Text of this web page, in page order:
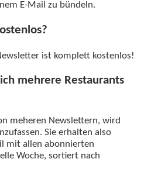
E-Mail zu bündeln.
ist komplett kostenlos!
mehrere Restaurants
meheren Newslettern, wird
Sie erhalten also
mit allen abonnierten
Woche, sortiert nach